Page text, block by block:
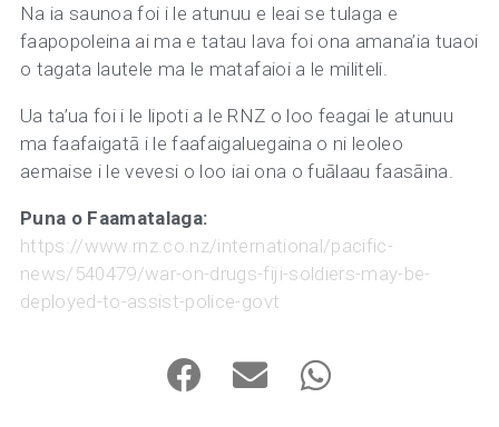
Na ia saunoa foi i le atunuu e leai se tulaga e
faapopoleina ai ma e tatau lava foi ona amana’ia tuaoi
o tagata lautele ma le matafaioi a le militeli.
Ua ta’ua foi i le lipoti a le RNZ o loo feagai le atunuu
ma faafaigatā i le faafaigaluegaina o ni leoleo
aemaise i le vevesi o loo iai ona o fuālaau faasāina.
Puna o Faamatalaga:
https://www.rnz.co.nz/international/pacific-
news/540479/war-on-drugs-fiji-soldiers-may-be-
deployed-to-assist-police-govt